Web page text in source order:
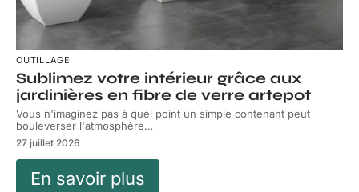
OUTILLAGE
Sublimez votre intérieur grâce aux
jardinières en fibre de verre artepot
Vous n'imaginez pas à quel point un simple contenant peut
bouleverser l'atmosphère…
27 juillet 2026
En savoir plus